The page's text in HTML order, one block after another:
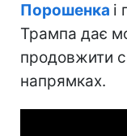
Порошенка і
Трампа дає
продовжити
напрямках.